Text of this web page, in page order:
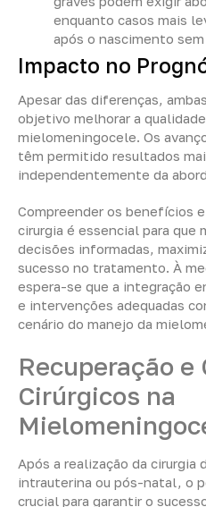
enquanto casos mais
após o nascimento
Impacto no
Apesar das diferenças,
objetivo melhorar a
mielomeningocele. Os
têm permitido resultados
independentemente da
Compreender os benefícios
cirurgia é essencial para que
decisões informadas,
sucesso no tratamento. À
espera-se que a integração
e intervenções adequadas
cenário do manejo da
Recuperação e
Cirúrgicos na
Após a realização da
intrauterina ou pós-natal, o
crucial para garantir o